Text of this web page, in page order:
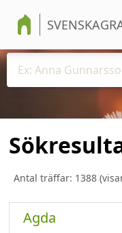
Antal träffar: 1388
Agda